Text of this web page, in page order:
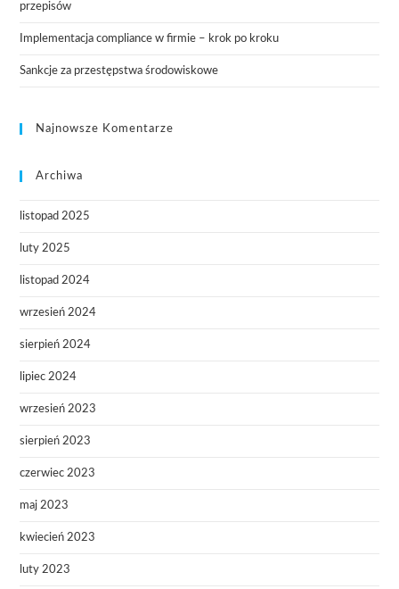
przepisów
Implementacja compliance w firmie – krok po kroku
Sankcje za przestępstwa środowiskowe
Najnowsze Komentarze
Archiwa
listopad 2025
luty 2025
listopad 2024
wrzesień 2024
sierpień 2024
lipiec 2024
wrzesień 2023
sierpień 2023
czerwiec 2023
maj 2023
kwiecień 2023
luty 2023